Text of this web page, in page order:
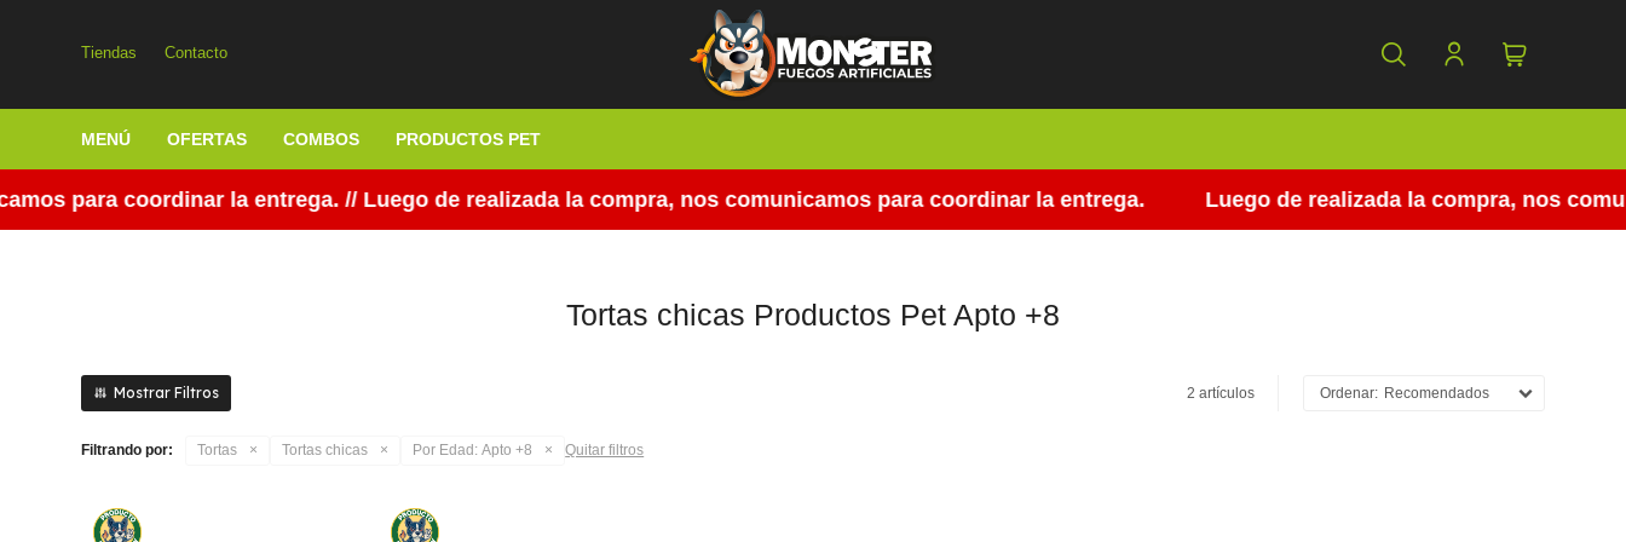
MENÚ OFERTAS COMBOS PRODUCTOS PET
Tiendas Contacto
para coordinar la entrega. // Luego de realizada la compra, nos comunicamos para coordinar la entrega. Luego de realizada la compra, nos
Tortas chicas Productos Pet Apto +8
2 artículos Recomendados
Filtrando por: Tortas Tortas chicas Por Edad: Apto +8 Quitar filtros